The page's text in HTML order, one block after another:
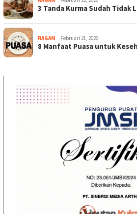
3 Tanda Kurma Sudah Tidak
RAGAM Februari 21, 2026
8 Manfaat Puasa untuk